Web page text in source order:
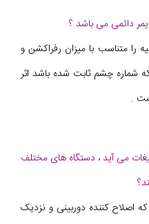
را متناسب با میزان رفراکشن و
شماره چشم ثابت شده باشد اثر
.
می آید ، دستگاه های مختلف
اصلاح کننده دوربینی و نزدیک